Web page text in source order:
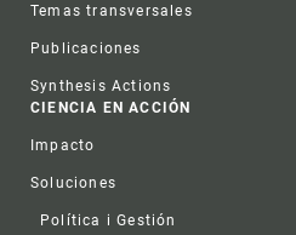
Temas transversales
Publicaciones
Synthesis Actions
CIENCIA EN ACCIÓN
Impacto
Soluciones
Política i Gestión